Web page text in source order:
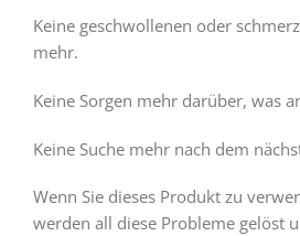
Keine geschwollenen oder
mehr.
Keine Sorgen mehr darüber, was
Keine Suche mehr nach dem
Wenn Sie dieses Produkt zu
werden all diese Probleme gelöst